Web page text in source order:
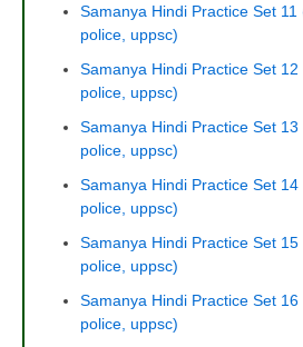
Samanya Hindi Practice Set
police, uppsc)
Samanya Hindi Practice Set
police, uppsc)
Samanya Hindi Practice Set
police, uppsc)
Samanya Hindi Practice Set
police, uppsc)
Samanya Hindi Practice Set
police, uppsc)
Samanya Hindi Practice Set
police, uppsc)